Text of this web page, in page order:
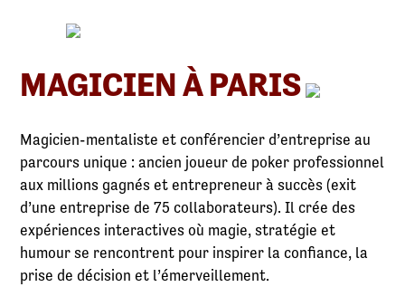
MAGICIEN À PARIS
Magicien-mentaliste et conférencier d’entreprise au
parcours unique : ancien joueur de poker professionnel
aux millions gagnés et entrepreneur à succès (exit
d’une entreprise de 75 collaborateurs). Il crée des
expériences interactives où magie, stratégie et
humour se rencontrent pour inspirer la confiance, la
prise de décision et l’émerveillement.